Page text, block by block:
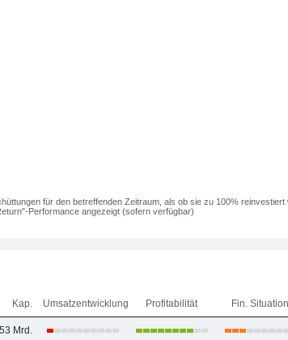
für den betreffenden Zeitraum, als ob sie zu 100% reinvestiert
Performance angezeigt (sofern verfügbar)
Kap. Umsatzentwicklung Profitabilität Fin. Situation
Mrd.